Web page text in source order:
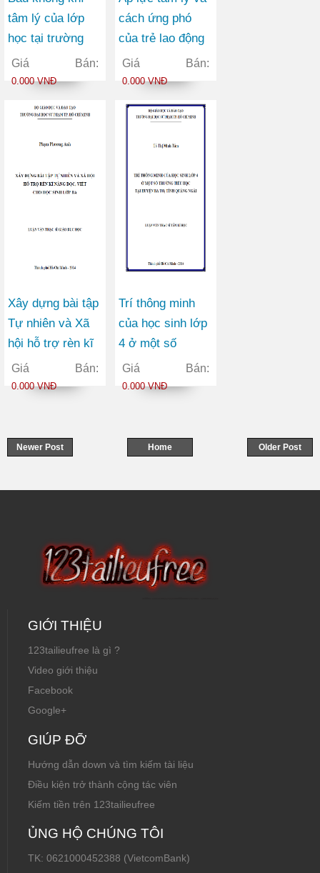
tâm lý của lớp
học tại trường
đại học An ninh
nhân dân
Giá Bán:
0.000 VNĐ
cách ứng phó
của trẻ lao động
sớm tại một số
quận nội thành
Minh
Giá Bán:
0.000 VNĐ
Xây dựng bài tập
Tự nhiên và Xã
hội hỗ trợ rèn kĩ
năng đọc, viết
cho học sinh lớp
Giá Bán:
0.000 VNĐ
Trí thông minh
của học sinh lớp
4 ở một số
trường tiểu học
tại huyện Ba Tơ
Giá Bán:
0.000 VNĐ
Newer Post Older Post
Home
GIỚI THIỆU
123tailieufree là gì ?
Video giới thiệu
Facebook
Google+
GIÚP ĐỠ
Hướng dẫn down và tìm kiếm tài liệu
Điều kiện trở thành cộng tác viên
Kiếm tiền trên 123tailieufree
ỦNG HỘ CHÚNG TÔI
TK: 0621000452388 (VietcomBank)